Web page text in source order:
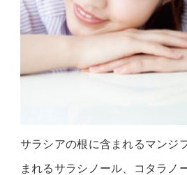
サラシアの根に含まれるマンジ
まれるサラシノール、コタラノ